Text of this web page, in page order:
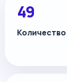
49